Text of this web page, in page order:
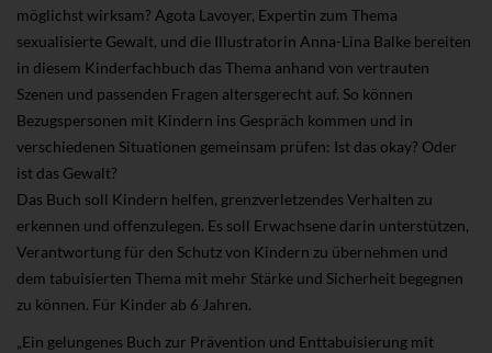
möglichst wirksam? Agota Lavoyer, Expertin zum Thema
sexualisierte Gewalt, und die Illustratorin Anna-Lina Balke bereiten
in diesem Kinderfachbuch das Thema anhand von vertrauten
Szenen und passenden Fragen altersgerecht auf. So können
Bezugspersonen mit Kindern ins Gespräch kommen und in
verschiedenen Situationen gemeinsam prüfen: Ist das okay? Oder
ist das Gewalt?
Das Buch soll Kindern helfen, grenzverletzendes Verhalten zu
erkennen und offenzulegen. Es soll Erwachsene darin unterstützen,
Verantwortung für den Schutz von Kindern zu übernehmen und
dem tabuisierten Thema mit mehr Stärke und Sicherheit begegnen
zu können. Für Kinder ab 6 Jahren.
„Ein gelungenes Buch zur Prävention und Enttabuisierung mit